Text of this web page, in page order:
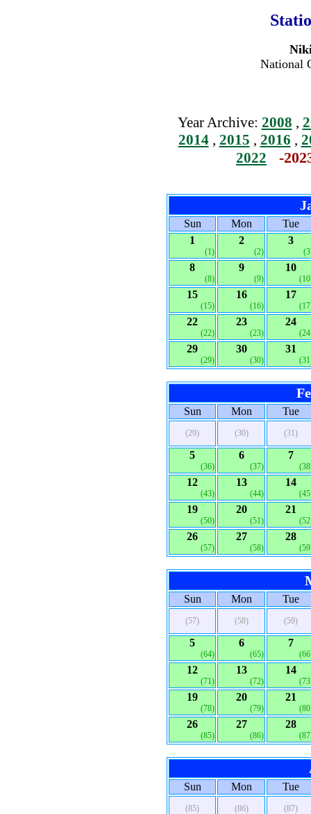
National
Year Archive: 2008 ,
2014, 2015 , 2016 ,
2022 -
Sun Mon
Tue
1
(1)
2
(2)
3
8
(8)
9
(9)
10
15
(15)
16
(16)
17
22
(22)
23
(23)
24
29
(29)
30
(30)
31
Sun Mon Tue
(29) (30) (31)
5
(36)
6
(37)
7
12
(43)
13
(44)
14
19
(50)
20
(51)
21
26
(57)
27
(58)
28
Sun Mon Tue
(57) (58) (59)
5
(64)
6
(65)
7
12
(71)
13
(72)
14
19
(78)
20
(79)
21
26
(85)
27
(86)
28
Sun Mon Tue
(85) (86) (87)